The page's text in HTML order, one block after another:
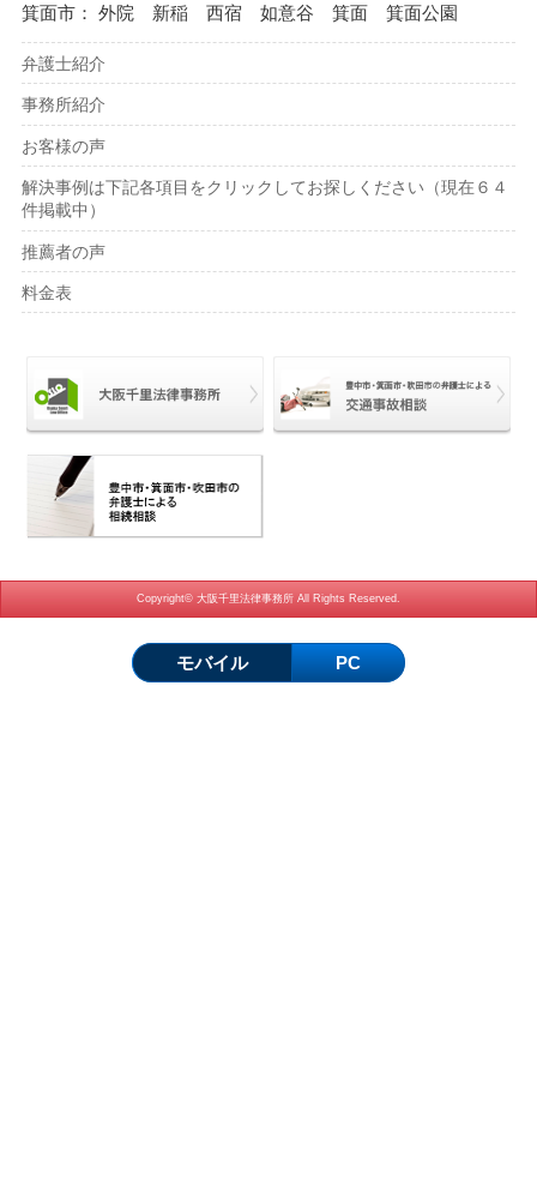
箕面市： 外院 新稲 西宿 如意谷 箕面 箕面公園
弁護士紹介
事務所紹介
お客様の声
解決事例は下記各項目をクリックしてお探しください（現在６４
件掲載中）
推薦者の声
料金表
Copyright© 大阪千里法律事務所 All Rights Reserved.
モバイル PC